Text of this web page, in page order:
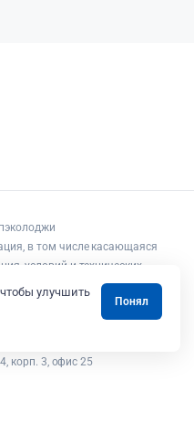
в том числе касающаяся
условий и технических
складе, стоимости товаров и
и ни при каких условиях не
положениями статьи 437
корп. 3, офис 25
улучшить
Понял